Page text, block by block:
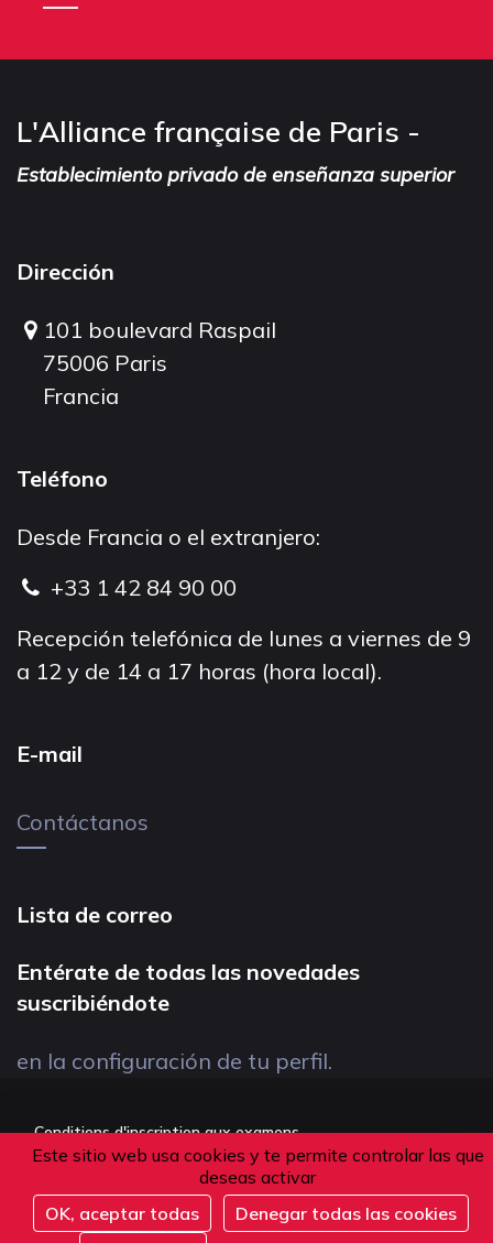
Este sitio web usa cookies y te permite controlar las que
deseas activar
OK, aceptar todas
Denegar todas las cookies
L'Alliance française de Paris -
Establecimiento privado de enseñanza superior
Dirección
101 boulevard Raspail
75006 Paris
Francia
Teléfono
Desde Francia o el extranjero:
+33 1 42 84 90 00
Recepción telefónica de lunes a viernes de 9
a 12 y de 14 a 17 horas (hora local).
E-mail
Contáctanos
Lista de correo
Entérate de todas las novedades
suscribiéndote
en la configuración de tu perfil.
Conditions d'inscription aux examens
Politique de confidentialité
Conditions générales de vente
Suivez-nous